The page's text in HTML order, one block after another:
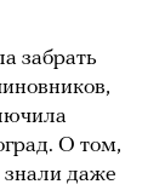
забрать
О том,
знали даже